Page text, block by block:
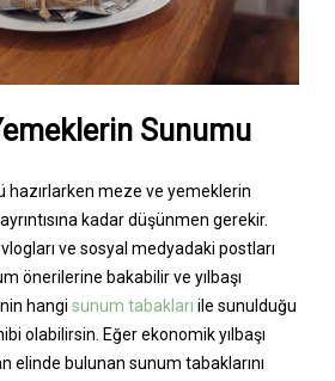
Sunumu
hazırlarken meze ve yemeklerin
kadar düşünmen gerekir.
vlogları ve sosyal medyadaki postları
önerilerine bakabilir ve yılbaşı
hangi sunum tabakları ile sunulduğu
olabilirsin. Eğer ekonomik yılbaşı
elinde bulunan sunum tabaklarını